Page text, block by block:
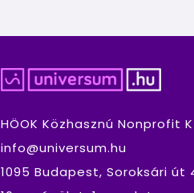
HÖOK Közhasznú Nonprofit
info@universum.hu
1095 Budapest, Soroksári út